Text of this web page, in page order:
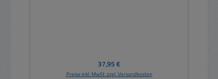
Regulärer Preis:
37,95 €
Preise inkl. MwSt. zzgl. Versandkosten